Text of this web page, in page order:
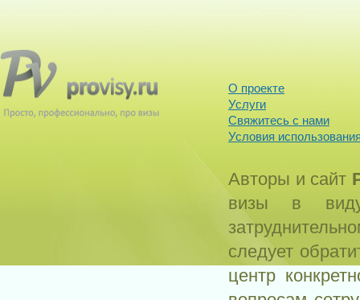
О проекте
Услуги
Свяжитесь с нами
Условия
Авторы и сайт
визы в виду
следует
центр